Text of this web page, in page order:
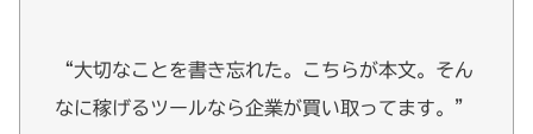
“大切なことを書き忘れた。こちらが本文。そん
なに稼げるツールなら企業が買い取ってます。”